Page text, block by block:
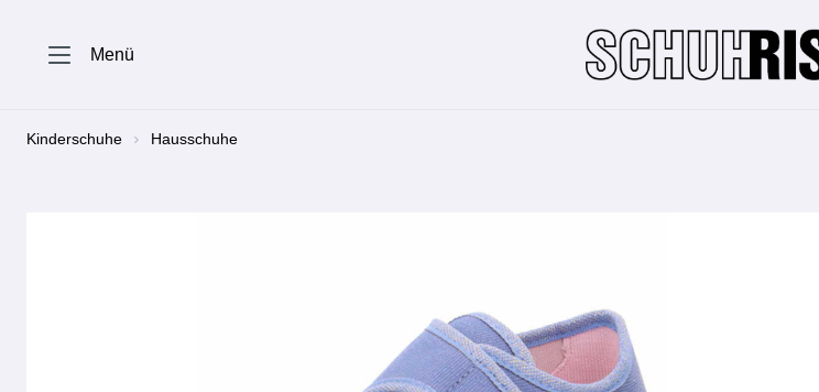
Menü
Kinderschuhe Hausschuhe